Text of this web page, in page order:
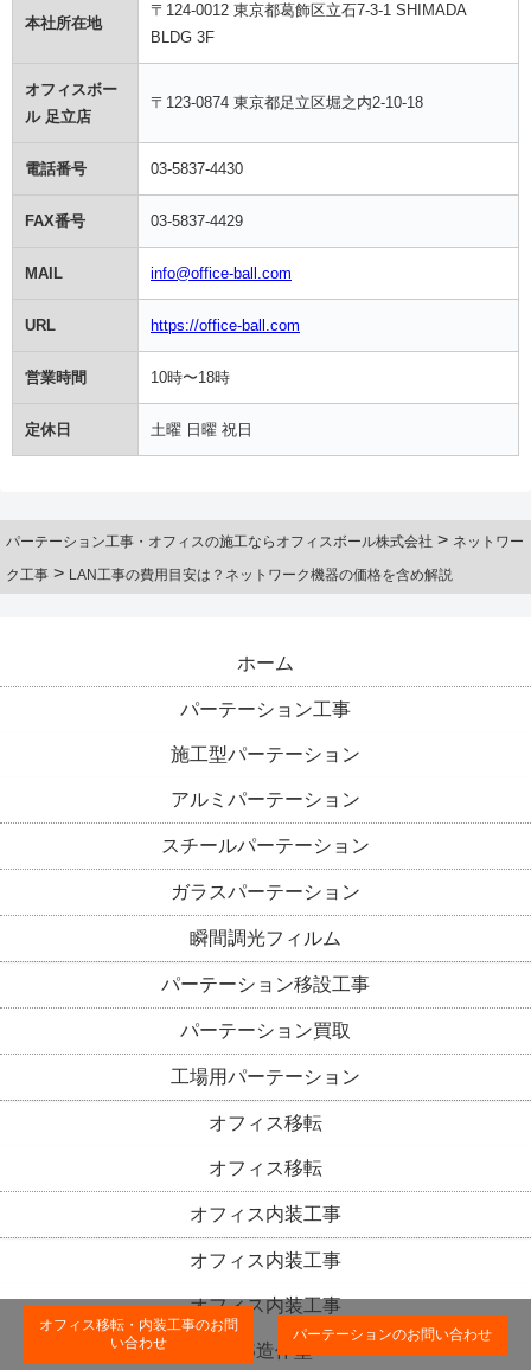
本社所在地
〒124-0012 東京都葛飾区立石7-3-1 SHIMADA
BLDG 3F
オフィスボー
ル 足立店
〒123-0874 東京都足立区堀之内2-10-18
電話番号 03-5837-4430
FAX番号 03-5837-4429
MAIL info@office-ball.com
URL https://office-ball.com
営業時間 10時〜18時
定休日 土曜 日曜 祝日
パーテーション工事・オフィスの施工ならオフィスボール株式会社 > ネットワー
ク工事 > LAN工事の費用目安は？ネットワーク機器の価格を含め解説
ホーム
パーテーション工事
施工型パーテーション
アルミパーテーション
スチールパーテーション
ガラスパーテーション
瞬間調光フィルム
パーテーション移設工事
パーテーション買取
工場用パーテーション
オフィス移転
オフィス移転
オフィス内装工事
オフィス内装工事
オフィス内装工事
LGS造作壁
オフィス移転・内装工事のお問
い合わせ
パーテーションのお問い合わせ